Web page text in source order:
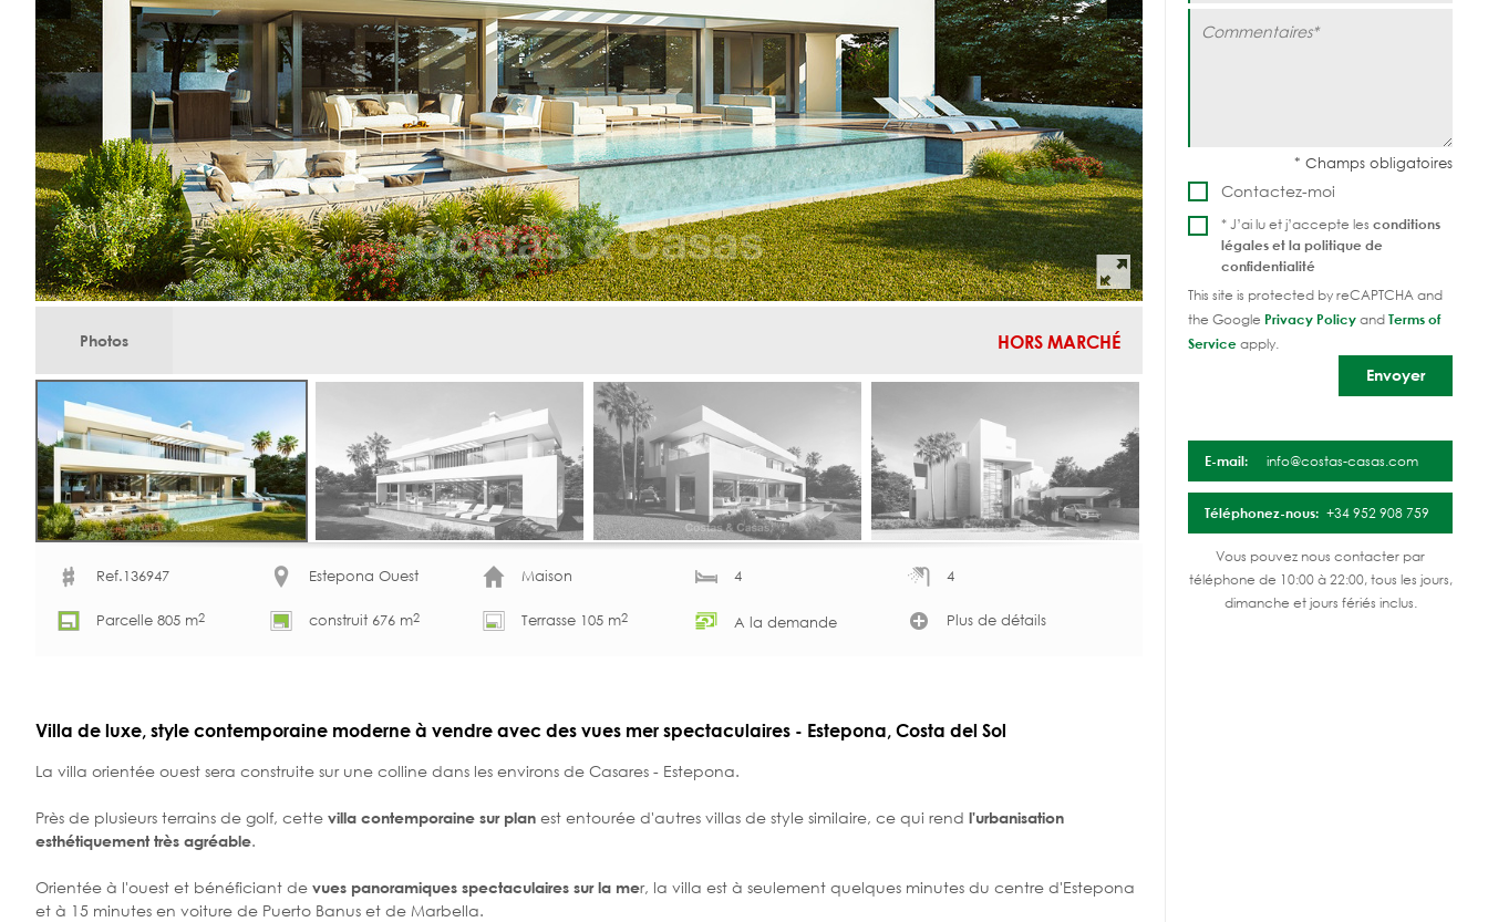
Photos HORS MARCHÉ
Ref.136947 Estepona Ouest Maison 4 4
Parcelle 805 m2 construit 676 m2 Terrasse 105 m2 A la demande Plus de détails
Villa de luxe, style contemporaine moderne à vendre avec des vues mer spectaculaires - Estepona, Costa del Sol
La villa orientée ouest sera construite sur une colline dans les environs de Casares - Estepona.
Près de plusieurs terrains de golf, cette villa contemporaine sur plan est entourée d'autres villas de style similaire, ce qui rend l'urbanisation
esthétiquement très agréable.
Orientée à l'ouest et bénéficiant de vues panoramiques spectaculaires sur la mer, la villa est à seulement quelques minutes du centre d'Estepona
et à 15 minutes en voiture de Puerto Banus et de Marbella.
Contactez-moi
* J’ai lu et j’accepte les conditions
légales et la politique de
confidentialité
This site is protected by reCAPTCHA and
the Google Privacy PolicyandTerms of
Serviceapply.
E-mail: info@costas-casas.com
Téléphonez-nous: +34 952 908 759
Vous pouvez nous contacter par
téléphone de 10:00 à 22:00, tous les jours,
dimanche et jours fériés inclus.